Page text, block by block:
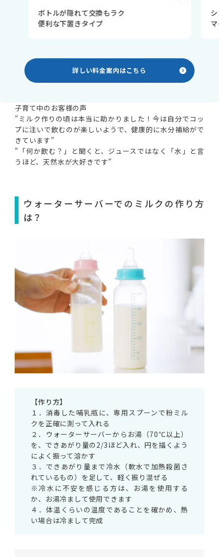
ボトルが隠れて交換もラク
便利な下置きタイプ
詳しい料金案内はこちら
子育て中のお客様の声
”ミルク作りの頃は本当に助かりました！今は自分でコッ
プに注いで飲むのが楽しいようで、健康的に水分補給がで
きています”
”「何か飲む？」と聞くと、ジュースではなく「水」と言
うほど、天然水が大好きです”
ウォーターサーバーでのミルクの作り方
は？
【作り方】
１．消毒した哺乳瓶に、専用スプーンで粉ミル
クを正確に測って入れる
２．ウォーターサーバーからお湯（70℃以上）
を、できあがり量の2/3ほど入れ、円を描くよう
によく振って溶かす
３．できあがり量まで冷水（軟水で加熱殺菌さ
れているもの）を足して、軽く振り混ぜる
※冷水に不安を感じる方は、お湯を使用する
か、お湯冷まして使用できます
４．体温くらいの温度であることを確かめ、熱
い場合は冷まして完成